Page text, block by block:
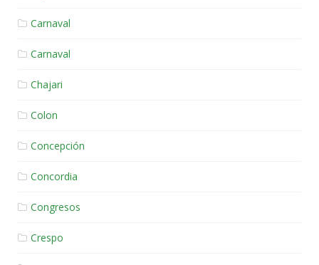
Carnaval
Carnaval
Chajari
Colon
Concepción
Concordia
Congresos
Crespo